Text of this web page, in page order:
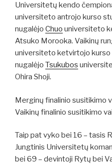
Universitetų kendo
universiteto antrojo kurso
nugalėjo Chuo universiteto
Atsuko Morooka. Vaikinų
universiteto ketvirtojo
nugalėjo Tsukubos
Ohira Shoji.
Merginų finalinio susitikimo
Vaikinų finalinio susitikimo
Taip pat vyko bei 16 – tasis
Jungtinis Universitetų
bei 69 – devintoji Rytų bei